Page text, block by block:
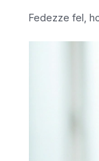
Fedezze fel,